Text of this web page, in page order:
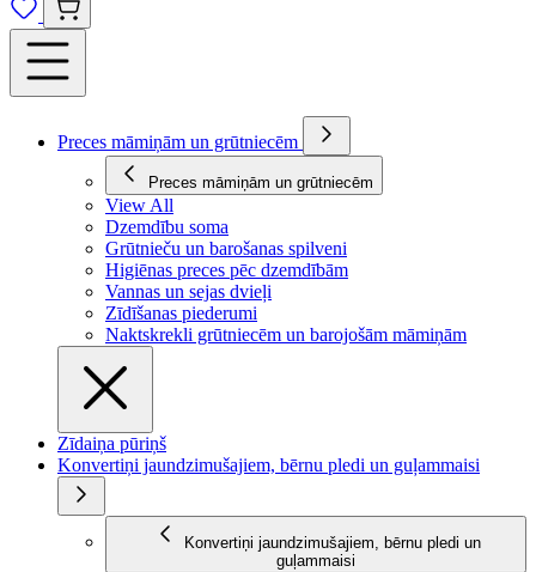
Preces māmiņām un grūtniecēm
Preces māmiņām un grūtniecēm
View All
Dzemdību soma
Grūtnieču un barošanas spilveni
Higiēnas preces pēc dzemdībām
Vannas un sejas dvieļi
Zīdīšanas piederumi
Naktskrekli grūtniecēm un barojošām māmiņām
Zīdaiņa pūriņš
Konvertiņi jaundzimušajiem, bērnu pledi un guļammaisi
Konvertiņi jaundzimušajiem, bērnu pledi un
guļammaisi